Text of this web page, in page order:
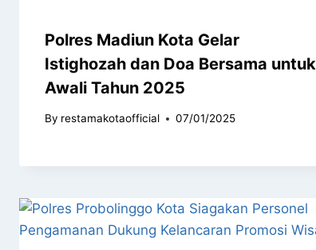
Polres Madiun Kota Gelar
Istighozah dan Doa Bersama untuk
Awali Tahun 2025
By restamakotaofficial 07/01/2025